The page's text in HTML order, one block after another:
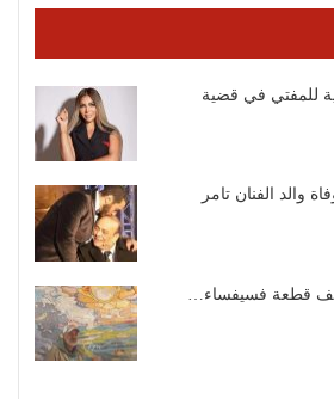
للمفتي في قضية
والد الفنان تامر
ساعة عمل و600 ألف قطعة فسيفساء…